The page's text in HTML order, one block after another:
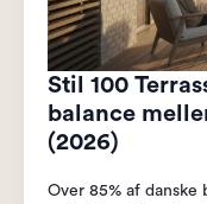
Stil 100
balance
(2026)
Over 85% af